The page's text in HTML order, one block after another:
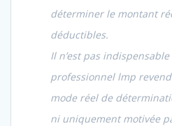
déterminer le montant
déductibles.
Il n’est pas
professionnel lmp
mode réel de
ni uniquement motivée